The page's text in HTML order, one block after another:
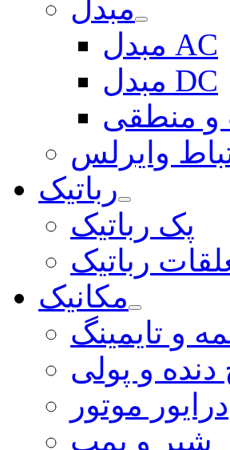
مبدل
مبدل AC
مبدل DC
و منطقی
وایرلس
رباتیک
پک رباتیک
رباتیک
مکانیک
و تایمینگ
و پولی
درایور موتور
شیر و پمپ